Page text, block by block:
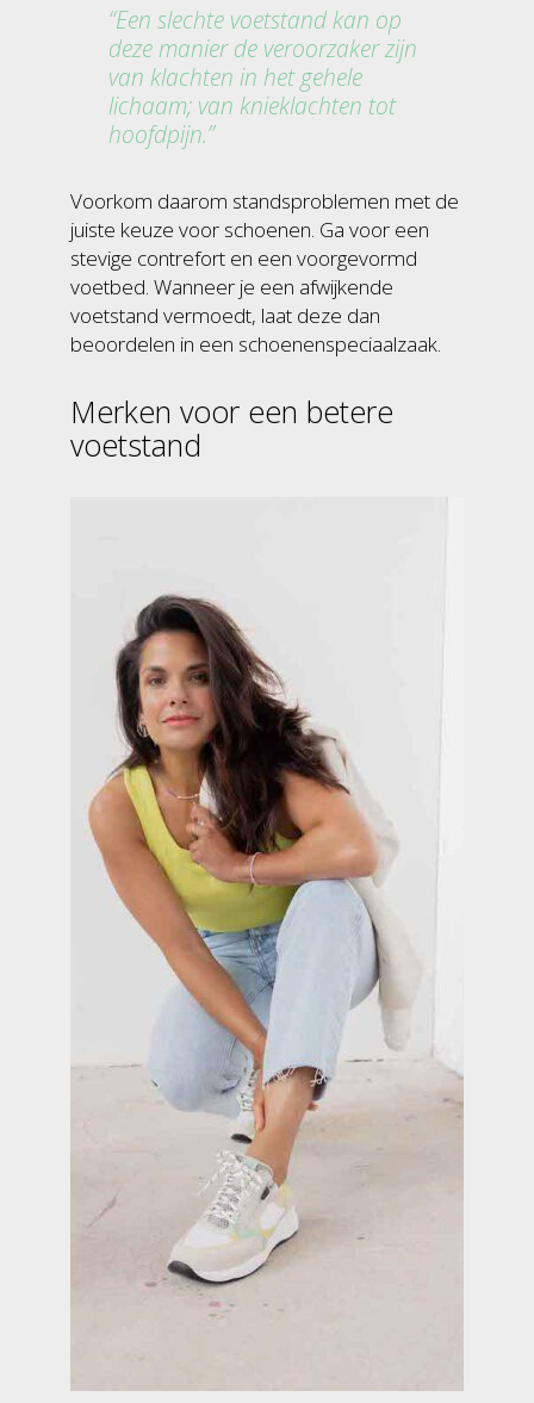
Een slechte voetstand kan op
deze manier de veroorzaker zijn
van klachten in het gehele
lichaam; van knieklachten tot
hoofdpijn.
Voorkom daarom standsproblemen met de
juiste keuze voor schoenen. Ga voor een
stevige contrefort en een voorgevormd
voetbed. Wanneer je een afwijkende
voetstand vermoedt, laat deze dan
beoordelen in een schoenenspeciaalzaak.
Merken voor een betere
voetstand